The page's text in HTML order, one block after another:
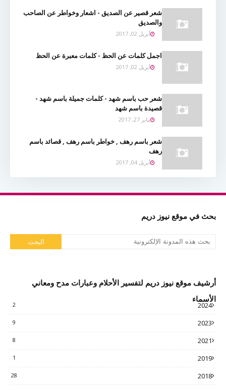
شعر قصير عن الصديق - اشعار وخواطر عن الصاحب
والصديق
أبريل 02, 2017
اجمل كلمات عن الحظ - كلمات معبرة عن الحظ
أبريل 02, 2017
شعر حب باسم شهد - كلمات جميلة باسم شهد -
قصيدة باسم شهد
يناير 27, 2017
شعر باسم رهف , خواطر باسم رهف , قصائد باسم
رهف
أبريل 04, 2017
بحث في موقع نيوز دريم
أرشيف موقع نيوز دريم لتفسير الأحلام وعبارات مدح ومعاني
الأسماء
2024
2
2023
9
2021
8
2019
1
2018
28